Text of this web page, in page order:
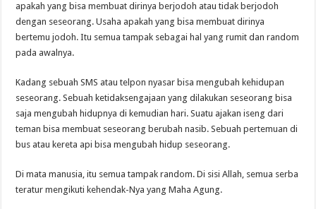
apakah yang bisa membuat dirinya berjodoh atau tidak berjodoh
dengan seseorang. Usaha apakah yang bisa membuat dirinya
bertemu jodoh. Itu semua tampak sebagai hal yang rumit dan random
pada awalnya.
Kadang sebuah SMS atau telpon nyasar bisa mengubah kehidupan
seseorang. Sebuah ketidaksengajaan yang dilakukan seseorang bisa
saja mengubah hidupnya di kemudian hari. Suatu ajakan iseng dari
teman bisa membuat seseorang berubah nasib. Sebuah pertemuan di
bus atau kereta api bisa mengubah hidup seseorang.
Di mata manusia, itu semua tampak random. Di sisi Allah, semua serba
teratur mengikuti kehendak-Nya yang Maha Agung.